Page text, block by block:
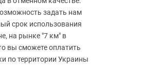
задать нам
срок использования
на рынке "7 км" в
вы сможете оплатить
по территории Украины